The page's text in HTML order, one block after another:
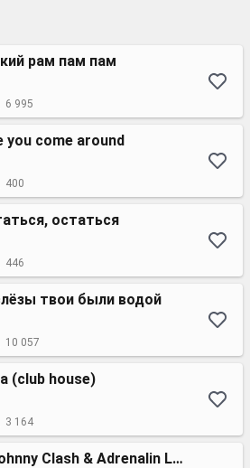
рам пам пам
6 995
you come around
400
остаться
446
твои были водой
10 057
(club house)
3 164
Illusion (Johnny Clash & Adrenalin Life radio edit)